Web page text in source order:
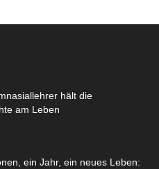
hält die
am Leben
ein Jahr, ein neues Leben: